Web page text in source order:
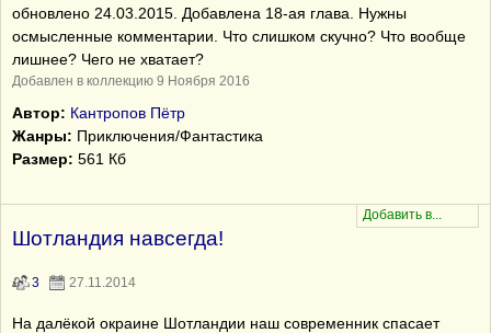
обновлено 24.03.2015. Добавлена 18-ая глава. Нужны
осмысленные комментарии. Что слишком скучно? Что вообще
лишнее? Чего не хватает?
Добавлен в коллекцию 9 Ноября 2016
Автор: Кантропов Пётр
Жанры: Приключения/Фантастика
Размер: 561 Кб
Шотландия навсегда!
3 27.11.2014
На далёкой окраине Шотландии наш современник спасает